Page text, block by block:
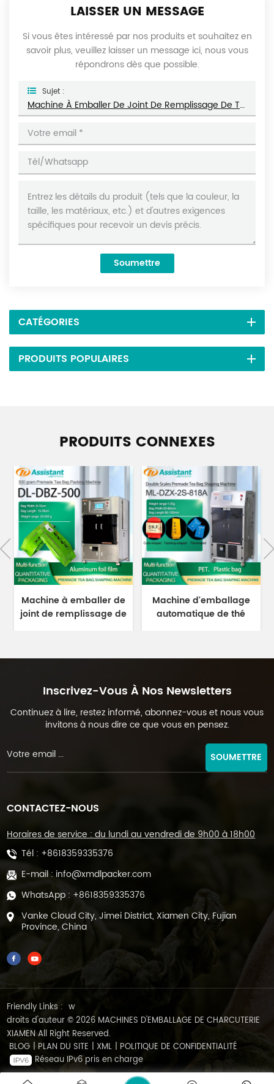
LAISSER UN MESSAGE
Si vous êtes intéressé par nos produits et souhaitez en
savoir plus, veuillez laisser un message ici, nous vous
répondrons dès que possible.
Sujet :
Machine À Emballer De Joint De Remplissage De Thé En Vrac Vert Préfabriqué De 500 Grammes DL-DBZ-500
Soumettre
CATÉGORIES
PRODUITS POPULAIRES
PRODUITS CONNEXES
Machine à emballer de
joint de remplissage de
Machine d'emballage
automatique de thé
Inscrivez-Vous À Nos Newsletters
Continuez à lire, restez informé, abonnez-vous et nous vous
invitons à nous dire ce que vous en pensez.
SOUMETTRE
CONTACTEZ-NOUS
Horaires de service : du lundi au vendredi de 9h00 à 18h00
Tél : +8618359335376
E-mail : info@xmdlpacker.com
WhatsApp : +8618359335376
Vanke Cloud City, Jimei District, Xiamen City, Fujian
Province, China
Friendly Links : w
droits d'auteur © 2026 MACHINES D'EMBALLAGE DE CHARCUTERIE
XIAMEN All Right Reserved.
BLOG | PLAN DU SITE | XML | POLITIQUE DE CONFIDENTIALITÉ
Réseau IPv6 pris en charge